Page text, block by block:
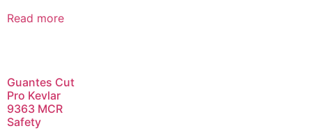
Read more
Guantes Cut
Pro Kevlar
9363 MCR
Safety